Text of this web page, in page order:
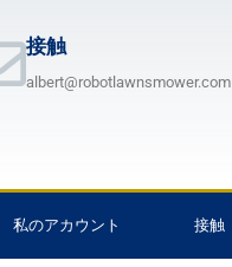
接触
albert@robotlawnsmower.com
私のアカウント 接触